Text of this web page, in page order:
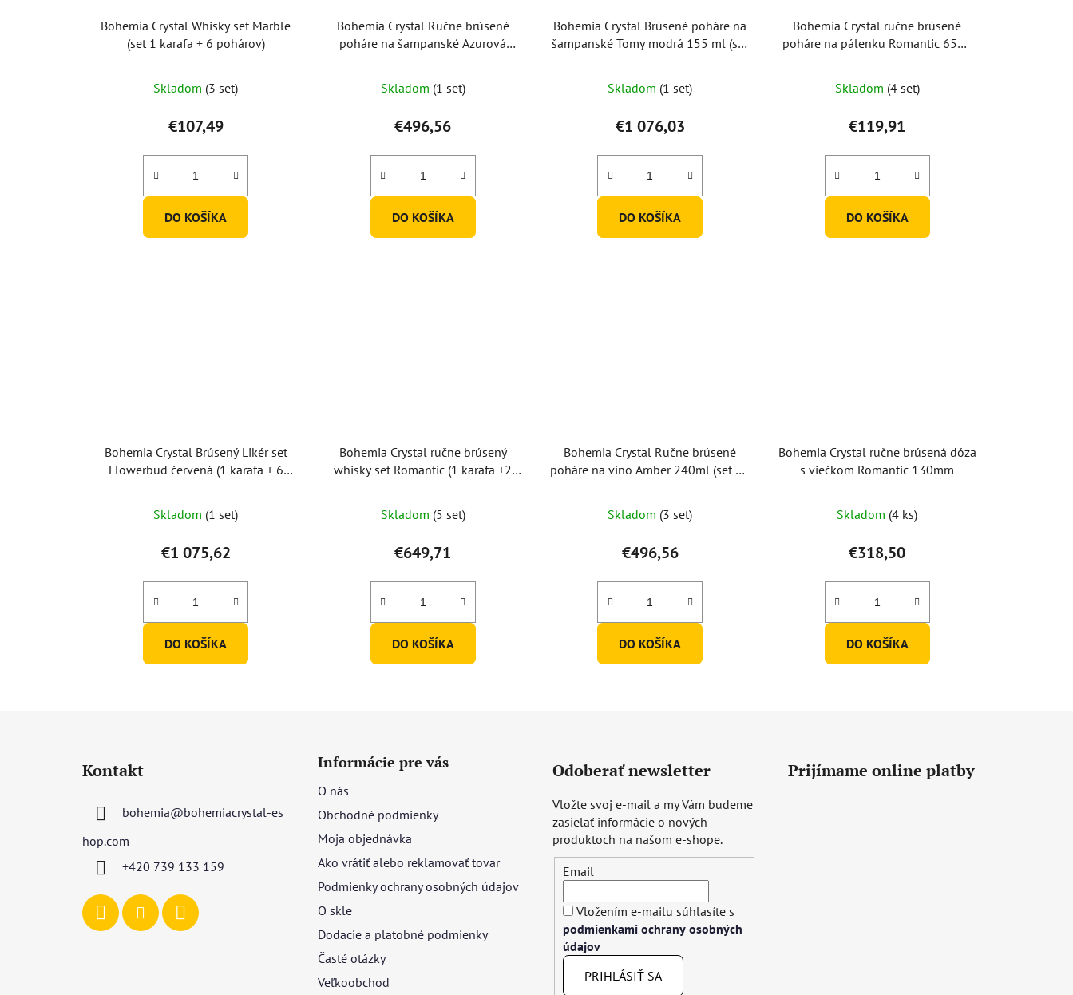
Bohemia Crystal Whisky set Marble
(set 1 karafa + 6 pohárov)
Skladom (3 set)
€107,49
DO KOŠÍKA
Bohemia Crystal Ručne brúsené
poháre na šampanské Azurová
Skladom (1 set)
€496,56
DO KOŠÍKA
Bohemia Crystal Brúsené poháre na
šampanské Tomy modrá 155 ml (set
Skladom (1 set)
€1 076,03
DO KOŠÍKA
Bohemia Crystal ručne brúsené
poháre na pálenku Romantic 65ml
Skladom (4 set)
€119,91
DO KOŠÍKA
Bohemia Crystal Brúsený Likér set
Flowerbud červená (1 karafa + 6
Skladom (1 set)
€1 075,62
DO KOŠÍKA
Bohemia Crystal ručne brúsený
whisky set Romantic (1 karafa +2
Skladom (5 set)
€649,71
DO KOŠÍKA
Bohemia Crystal Ručne brúsené
poháre na víno Amber 240ml (set po
Skladom (3 set)
€496,56
DO KOŠÍKA
Bohemia Crystal ručne brúsená dóza
s viečkom Romantic 130mm
Skladom (4 ks)
€318,50
DO KOŠÍKA
Kontakt
bohemia@bohemiacrystal-es
hop.com
+420 739 133 159
Informácie pre vás
O nás
Obchodné podmienky
Moja objednávka
Ako vrátiť alebo reklamovať tovar
Podmienky ochrany osobných údajov
O skle
Dodacie a platobné podmienky
Časté otázky
Veľkoobchod
Odoberať newsletter
Vložte svoj e-mail a my Vám budeme
zasielať informácie o nových
produktoch na našom e-shope.
Email
Vložením e-mailu súhlasíte s
podmienkami ochrany osobných
údajov
PRIHLÁSIŤ SA
Prijímame online platby